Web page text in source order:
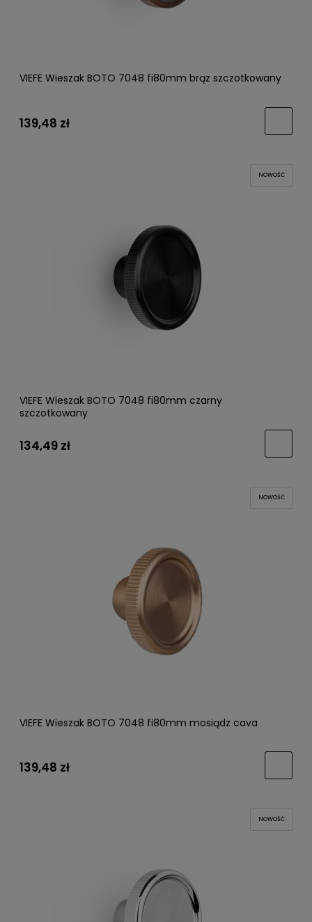
VIEFE Wieszak BOTO 7048 fi80mm brąz szczotkowany
139,48 zł
VIEFE Wieszak BOTO 7048 fi80mm czarny
szczotkowany
134,49 zł
NOWOŚĆ
VIEFE Wieszak BOTO 7048 fi80mm mosiądz cava
139,48 zł
NOWOŚĆ
NOWOŚĆ